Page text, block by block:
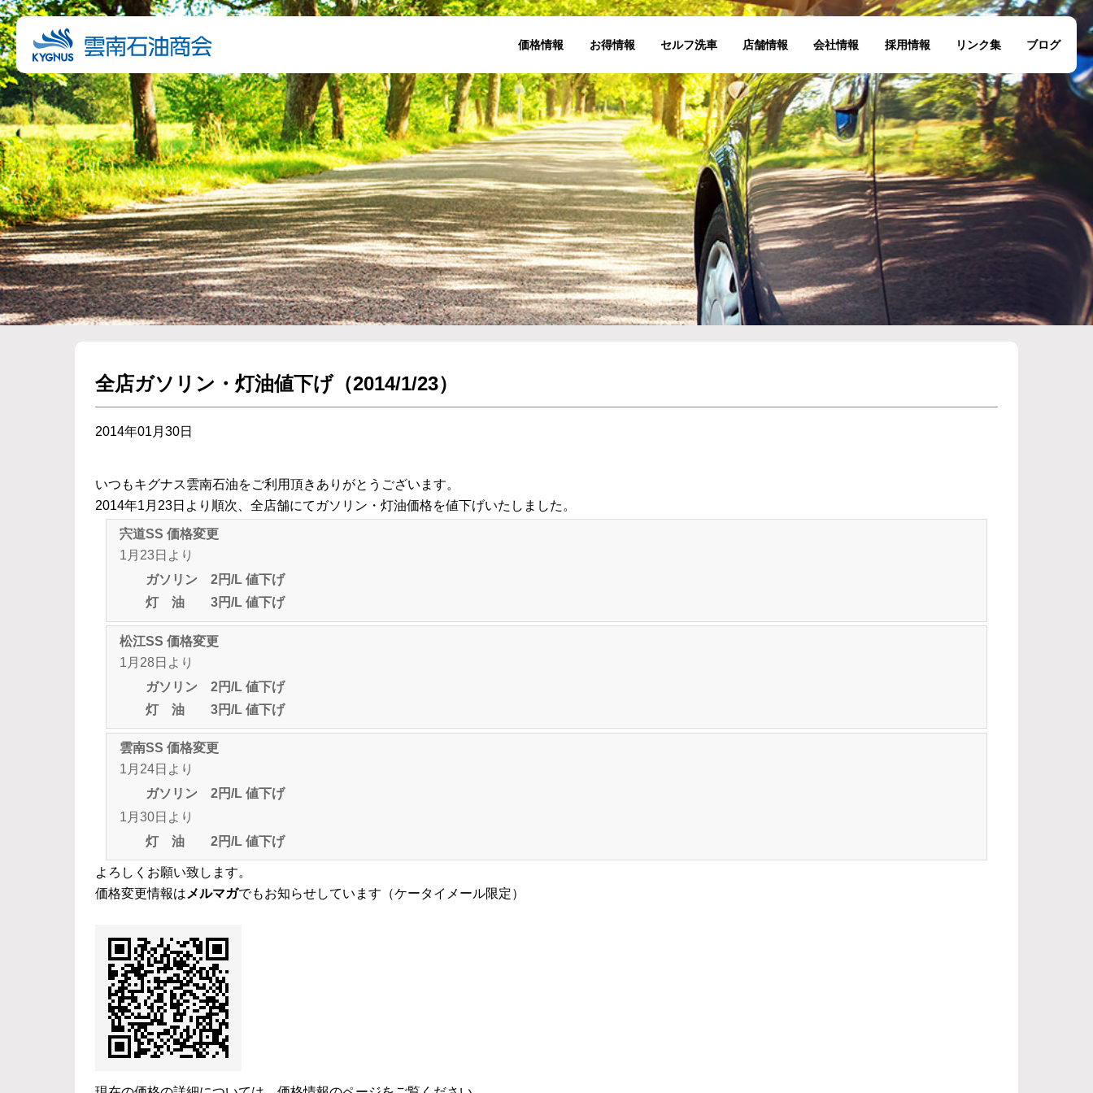
価格情報 お得情報 セルフ洗車 店舗情報 会社情報 採用情報 リンク集 ブログ
全店ガソリン・灯油値下げ（2014/1/23）
2014年01月30日
いつもキグナス雲南石油をご利用頂きありがとうございます。
2014年1月23日より順次、全店舗にてガソリン・灯油価格を値下げいたしました。
宍道SS 価格変更
1月23日より
ガソリン 2円/L 値下げ
灯 油 3円/L 値下げ
松江SS 価格変更
1月28日より
ガソリン 2円/L 値下げ
灯 油 3円/L 値下げ
雲南SS 価格変更
1月24日より
ガソリン 2円/L 値下げ
1月30日より
灯 油 2円/L 値下げ
よろしくお願い致します。
価格変更情報は メルマガでもお知らせしています（ケータイメール限定）